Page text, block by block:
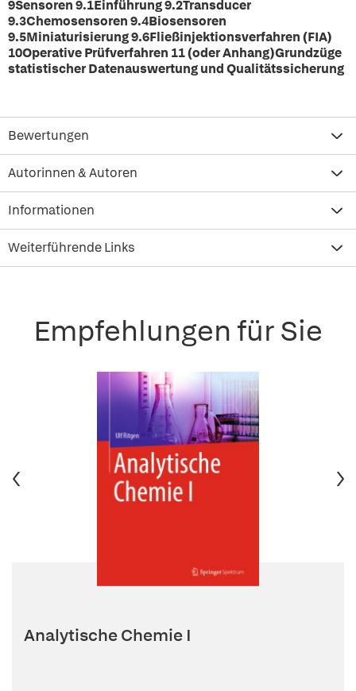
9Sensoren 9.1Einführung 9.2Transducer
9.3Chemosensoren 9.4Biosensoren
9.5Miniaturisierung 9.6Fließinjektionsverfahren (FIA)
10Operative Prüfverfahren 11 (oder Anhang)Grundzüge
statistischer Datenauswertung und Qualitätssicherung
Bewertungen
Autorinnen & Autoren
Informationen
Weiterführende Links
Empfehlungen für Sie
Analytische Chemie I